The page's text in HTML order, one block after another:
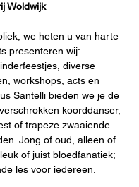
Woldwijk
we heten u van harte
presenteren wij:
diverse
workshops, acts en
Santelli bieden we je de
koorddanser,
of trapeze zwaaiende
Jong of oud, alleen of
of juist bloedfanatiek;
les voor iedereen.